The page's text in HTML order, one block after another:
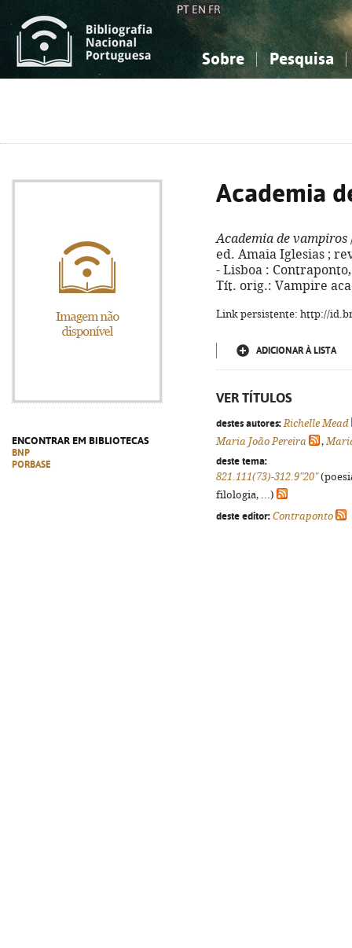
PT EN FR
Sobre Pesquisa
ENCONTRAR EM BIBLIOTECAS
BNP
PORBASE
Academia
Academia de vampiros
ed. Amaia Iglesias ;
- Lisboa :
Tít. orig.: Vampire
Link persistente: http://
ADICIONAR À LISTA
VER TÍTULOS
destes autores: Richelle Mead
Maria João Pereira
,
deste tema:
821.111(73)-312.9"20"
filologia, ...)
deste editor: Contraponto